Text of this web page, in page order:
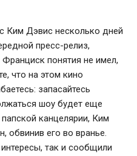
Ким Дэвис несколько дней
пресс-релиз,
понятия не имел,
что на этом кино
запасайтесь
шоу будет еще
канцелярии, Ким
обвинив его во вранье.
так и сообщили